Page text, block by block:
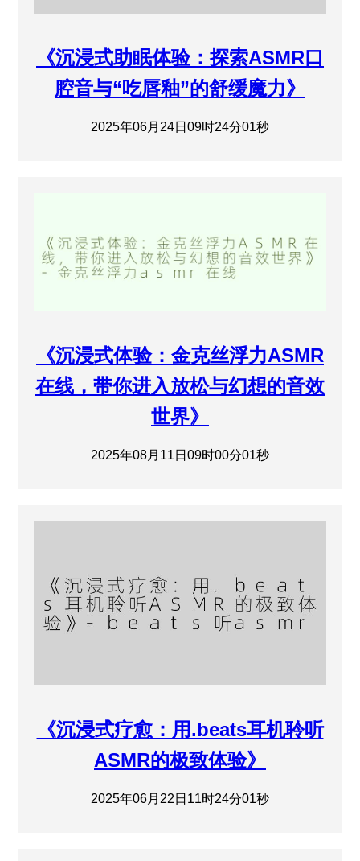
《沉浸式助眠体验：探索ASMR口
腔音与“吃唇釉”的舒缓魔力》
2025年06月24日09时24分01秒
《沉浸式体验：金克丝浮力ASMR
在线，带你进入放松与幻想的音效
世界》
2025年08月11日09时00分01秒
《沉浸式疗愈：用.beats耳机聆听
ASMR的极致体验》
2025年06月22日11时24分01秒